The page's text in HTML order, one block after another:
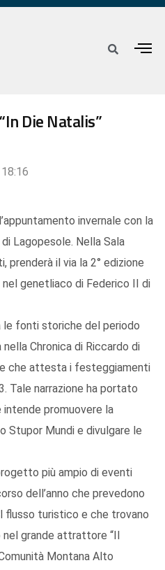
Die Natalis”
18:16
invernale con la
Lagopesole. Nella Sala
prenderà il via la 2° edizione
genetliaco di Federico II di
le fonti storiche del periodo
Chronica di Riccardo di
che attesta i festeggiamenti
Tale narrazione ha portato
intende promuovere la
Stupor Mundi e divulgare le
più ampio di eventi
dell’anno che prevedono
flusso turistico e che trovano
grande attrattore “Il
Montana Alto